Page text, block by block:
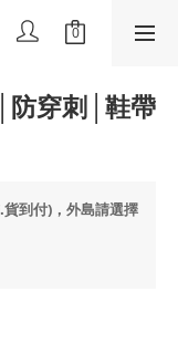
穿刺│鞋帶
到付)，外島請選擇